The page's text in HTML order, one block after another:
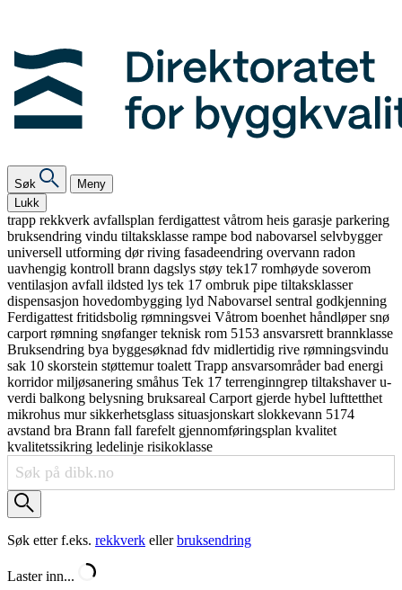
Søk
Meny
Lukk
trapp rekkverk avfallsplan ferdigattest våtrom heis garasje parkering
bruksendring vindu tiltaksklasse rampe bod nabovarsel selvbygger
universell utforming dørriving fasadeendring overvann radon
uavhengig kontroll brann dagslys støy tek17 romhøyde soverom
ventilasjon avfall ildsted lys tek 17 ombruk pipe tiltaksklasser
dispensasjon hovedombygging lyd Nabovarsel sentral godkjenning
Ferdigattest fritidsbolig rømningsvei Våtrom boenhet håndløpersnø
carport rømning snøfangerteknisk rom 5153 ansvarsrett brannklasse
Bruksendring bya byggesøknad fdv midlertidig rive rømningsvindu
sak 10 skorstein støttemurtoalett Trapp ansvarsområderbad energi
korridormiljøsanering småhus Tek 17 terrenginngrep tiltakshaveru-
verdi balkong belysning bruksareal Carport gjerde hybel lufttetthet
mikrohus mursikkerhetsglass situasjonskart slokkevann 5174
avstand bra Brann fall farefelt gjennomføringsplan kvalitet
kvalitetssikring ledelinje risikoklasse
Søk etter f.eks. rekkverk ellerbruksendring
Laster inn...